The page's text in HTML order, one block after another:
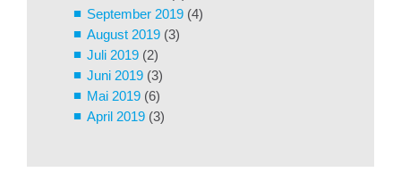
September 2019 (4)
August 2019 (3)
Juli 2019 (2)
Juni 2019 (3)
Mai 2019 (6)
April 2019 (3)